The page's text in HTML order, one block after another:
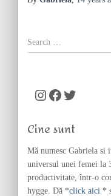
S
e
o
Instagram Facebook Twitter
Cine sunt
Mă numesc Gabriela si
universul unei femei la
productivitate, într-o
hygge. Dă *click aici *